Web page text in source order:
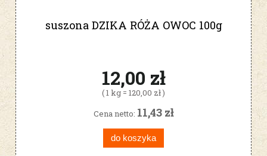
suszona DZIKA RÓŻA OWOC 100g
12,00 zł
( 1 kg = 120,00 zł )
Cena netto: 11,43 zł
do koszyka